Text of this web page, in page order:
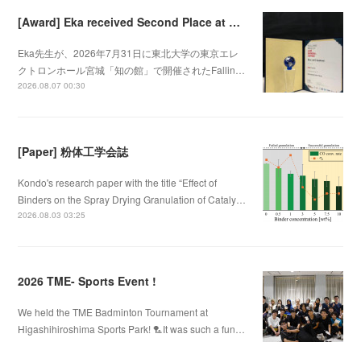
[Award] Eka received Second Place at Falling Walls Lab Sendai 2026
Eka先生が、2026年7月31日に東北大学の東京エレ
クトロンホール宮城「知の館」で開催されたFallin…
2026.08.07 00:30
[Paper] 粉体工学会誌
Kondo's research paper with the title “Effect of
Binders on the Spray Drying Granulation of Cataly…
2026.08.03 03:25
2026 TME- Sports Event !
We held the TME Badminton Tournament at
Higashihiroshima Sports Park! 🏸It was such a fun…